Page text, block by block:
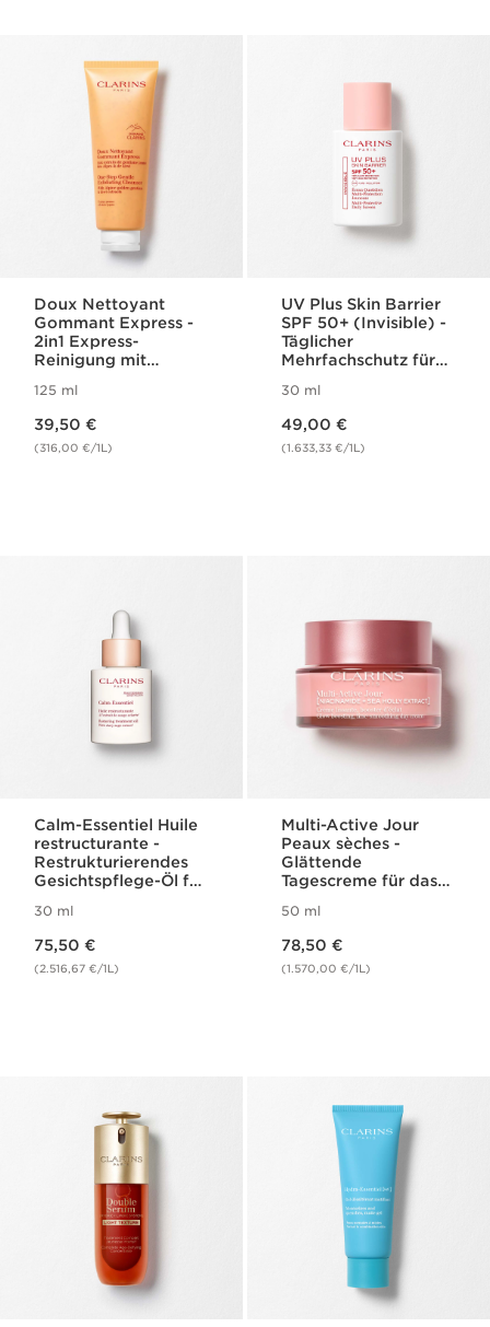
Doux Nettoyant
Gommant Express -
2in1 Express-
Reinigung mit
jeden Hauttyp
125 ml
39,50 €
(316,00 €/1L)
UV Plus Skin Barrier
SPF 50+ (Invisible) -
Täglicher
Mehrfachschutz für
30 ml
49,00 €
(1.633,33 €/1L)
Calm-Essentiel Huile
restructurante -
Restrukturierendes
Gesichtspflege-Öl für
30 ml
75,50 €
(2.516,67 €/1L)
Multi-Active Jour
Peaux sèches -
Glättende
Tagescreme für das
mehr Ausstrahlung
für trockene Haut
50 ml
78,50 €
(1.570,00 €/1L)